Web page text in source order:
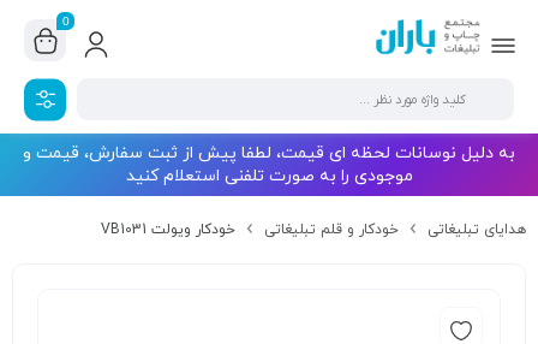
0
به دلیل نوسانات لحظه ای قیمت، لطفا پیش از ثبت سفارش، قیمت و
موجودی را به صورت تلفنی استعلام کنید
هدایای تبلیغاتی خودکار و قلم تبلیغاتی خودکار ویولت VB1031